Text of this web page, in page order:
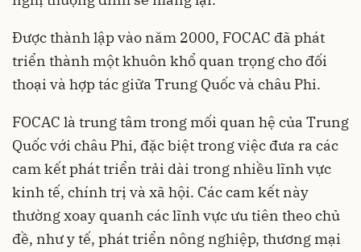
Được thành lập vào năm 2000, FOCAC đã phát
triển thành một khuôn khổ quan trọng cho đối
thoại và hợp tác giữa Trung Quốc và châu Phi.
FOCAC là trung tâm trong mối quan hệ của Trung
Quốc với châu Phi, đặc biệt trong việc đưa ra các
cam kết phát triển trải dài trong nhiều lĩnh vực
kinh tế, chính trị và xã hội. Các cam kết này
thường xoay quanh các lĩnh vực ưu tiên theo chủ
đề, như y tế, phát triển nông nghiệp, thương mại